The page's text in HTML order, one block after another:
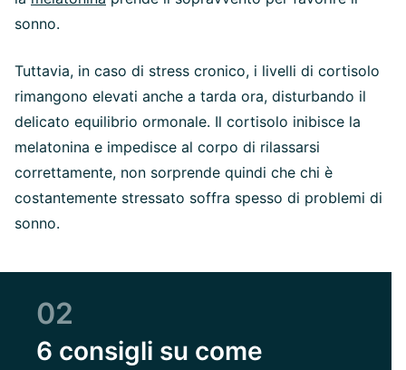
sonno.
Tuttavia, in caso di stress cronico, i livelli di cortisolo
rimangono elevati anche a tarda ora, disturbando il
delicato equilibrio ormonale. Il cortisolo inibisce la
melatonina e impedisce al corpo di rilassarsi
correttamente, non sorprende quindi che chi è
costantemente stressato soffra spesso di problemi di
sonno.
02
6 consigli su come